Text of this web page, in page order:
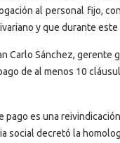
al personal fijo,
y que durante
Carlo Sánchez,
de al menos 10
pago es una
social decretó la